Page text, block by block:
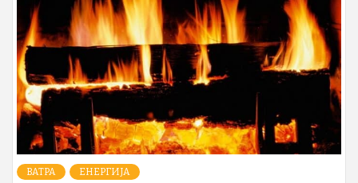
ВАТРА ЕНЕРГИЈА